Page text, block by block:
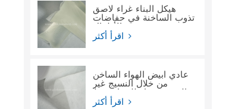
هيكل البناء غراء لاصق
تذوب الساخنة في حفاضات
الأطفال
عادي أبيض الهواء الساخن
من خلال النسيج غير
المنسوج ماء للنساء فوط
صحية